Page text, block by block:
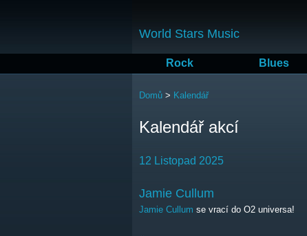
World Stars Music
Rock Blues
Jste zde
Domů > Kalendář
Kalendář akcí
12 Listopad 2025
Jamie Cullum
Jamie Cullum se vrací do O2 universa!